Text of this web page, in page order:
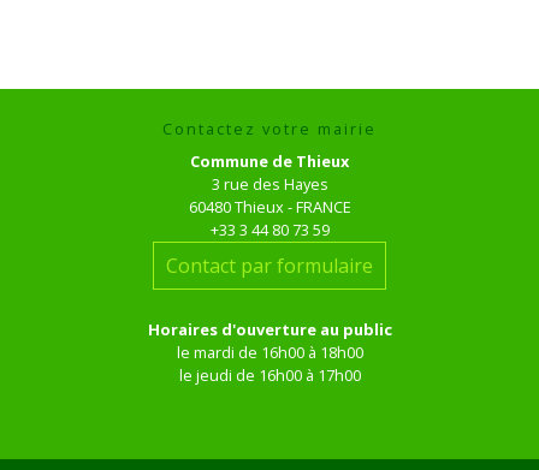
Contactez votre mairie
Commune de Thieux
3 rue des Hayes
60480 Thieux - FRANCE
+33 3 44 80 73 59
Contact par formulaire
Horaires d'ouverture au public
le mardi de 16h00 à 18h00
le jeudi de 16h00 à 17h00